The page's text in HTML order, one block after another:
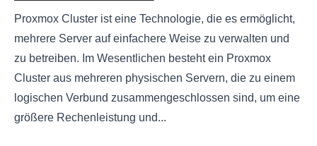
Proxmox Cluster ist eine Technologie, die es ermöglicht,
mehrere Server auf einfachere Weise zu verwalten und
zu betreiben. Im Wesentlichen besteht ein Proxmox
Cluster aus mehreren physischen Servern, die zu einem
logischen Verbund zusammengeschlossen sind, um eine
größere Rechenleistung und...